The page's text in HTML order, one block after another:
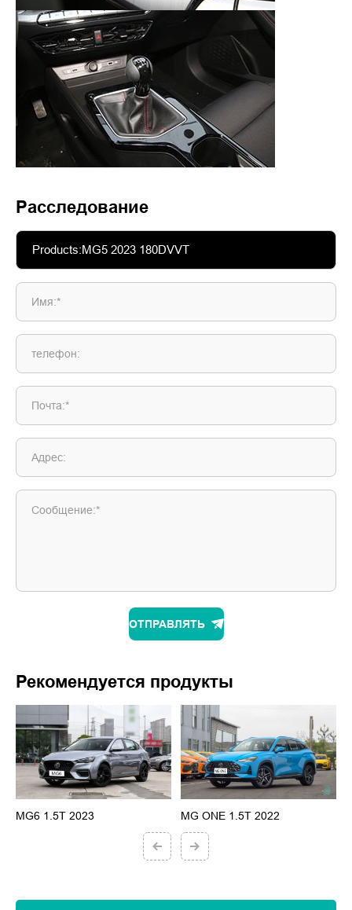
Расследование
Имя:*
телефон:
Почта:*
Адрес:
Сообщение:*
ОТПРАВЛЯТЬ
Рекомендуется продукты
MG6 1.5T 2023 MG ONE 1.5T 2022